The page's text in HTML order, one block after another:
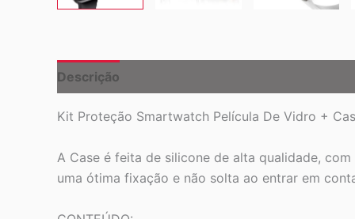
Descrição
Kit Proteção Smartwatch Película De Vidro +
A Case é feita de silicone de alta qualidade,
uma ótima fixação e não solta ao entrar em